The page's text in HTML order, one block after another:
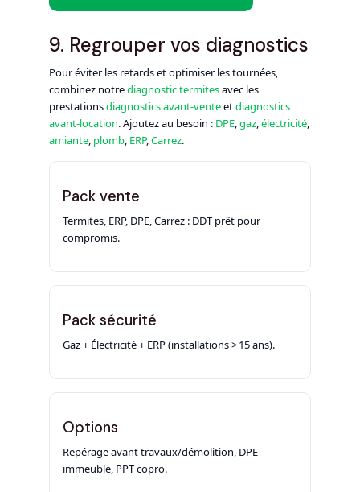
9. Regrouper vos diagnostics
Pour éviter les retards et optimiser les tournées,
combinez notrediagnostic termitesavec les
prestationsdiagnostics avant‑venteetdiagnostics
avant‑location. Ajoutez au besoin : DPE,gaz,électricité,
amiante, plomb, ERP,Carrez.
Pack vente
Termites, ERP, DPE, Carrez : DDT prêt pour
compromis.
Pack sécurité
Gaz + Électricité + ERP (installations > 15 ans).
Options
Repérage avant travaux/démolition, DPE
immeuble, PPT copro.